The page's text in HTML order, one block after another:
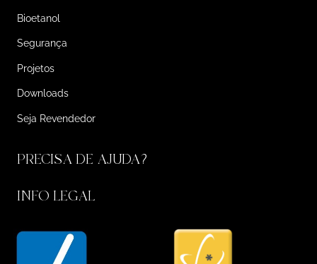
Bioetanol
Segurança
Projetos
Downloads
Seja Revendedor
PRECISA DE AJUDA?
INFO LEGAL